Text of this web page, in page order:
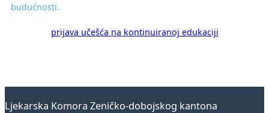
budućnosti.
prijava učešća na kontinuiranoj edukaciji
Ljekarska Komora Zeničko-dobojskog kantona